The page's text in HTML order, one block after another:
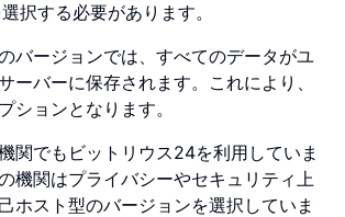
択する必要があります。
バージョンでは、すべてのデータがユ
ーバーに保存されます。これにより、
ションとなります。
関でもビットリウス24を利用していま
機関はプライバシーやセキュリティ上
ホスト型のバージョンを選択していま